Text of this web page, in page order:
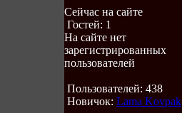
Сейчас на сайте
Гостей: 1
На сайте нет
зарегистрированных
пользователей
Пользователей: 438
Новичок: Lama Kovpak